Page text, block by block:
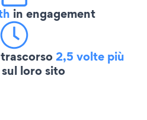
in engagement
2,5 volte più
sul loro sito